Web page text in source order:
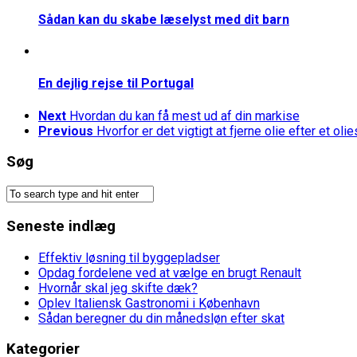
Sådan kan du skabe læselyst med dit barn
En dejlig rejse til Portugal
Next Hvordan du kan få mest ud af din markise
Previous Hvorfor er det vigtigt at fjerne olie efter et
Søg
Seneste indlæg
Effektiv løsning til byggepladser
Opdag fordelene ved at vælge en brugt Renault
Hvornår skal jeg skifte dæk?
Oplev Italiensk Gastronomi i København
Sådan beregner du din månedsløn efter skat
Kategorier